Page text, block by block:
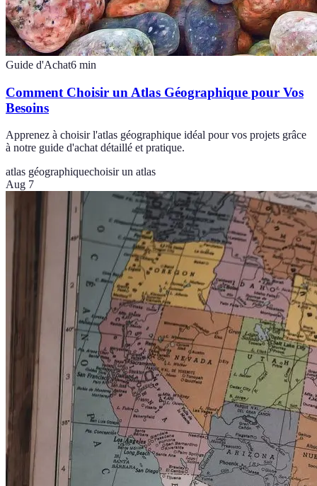
Guide d'Achat6 min
Comment Choisir un Atlas Géographique pour Vos
Besoins
Apprenez à choisir l'atlas géographique idéal pour vos projets grâce
à notre guide d'achat détaillé et pratique.
atlas géographiquechoisir un atlas
Aug 7